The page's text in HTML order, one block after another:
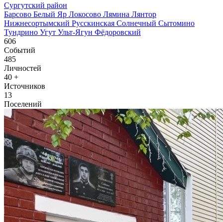
Сургутский район
Барсово Белый Яр Локосово Лямина Лянтор
Нижнесортымский Русскинская Солнечный Сытомино
Тундрино Угут Ульт-Ягун Фёдоровский
606
Событий
485
Личностей
40 +
Источников
13
Поселений